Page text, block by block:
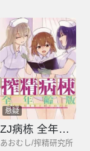
悬疑
ZJ病栋 全年龄版
あおむし/搾精研究所